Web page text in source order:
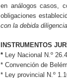
en análogos casos,
obligaciones
con la debida
INSTRUMENTOS
* Ley Nacional N.º
* Convención de
* Ley provincial N.º